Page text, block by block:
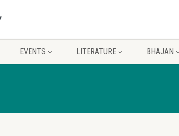
EVENTS LITERATURE BHAJAN